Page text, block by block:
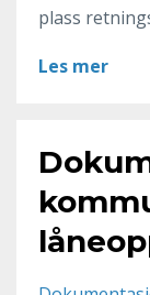
plass
Les mer